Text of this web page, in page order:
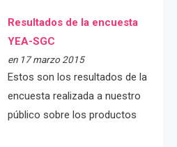
Resultados de la encuesta
YEA-SGC
en 17 marzo 2015
Estos son los resultados de la
encuesta realizada a nuestro
público sobre los productos